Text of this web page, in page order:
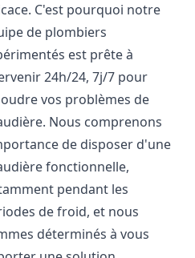
C'est pourquoi notre
de plombiers
est prête à
24h/24, 7j/7 pour
vos problèmes de
Nous comprenons
de disposer d'une
fonctionnelle,
pendant les
de froid, et nous
déterminés à vous